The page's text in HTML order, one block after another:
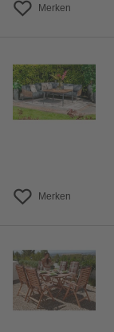
Merken
Merken